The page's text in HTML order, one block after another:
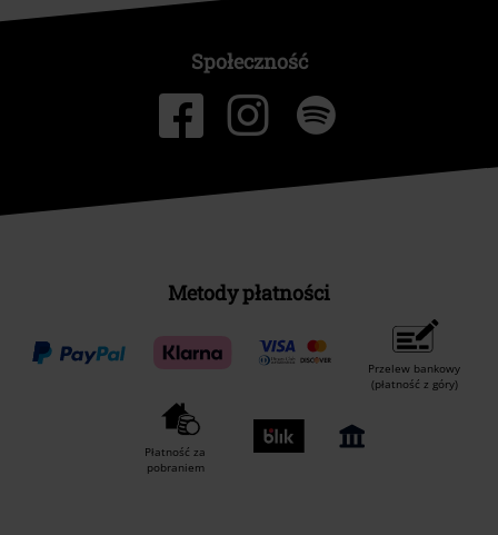
Społeczność
Metody płatności
Przelew bankowy
(płatność z góry)
Płatność za
pobraniem